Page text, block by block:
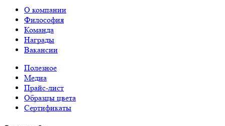
О компании
Философия
Команда
Награды
Вакансии
Полезное
Медиа
Прайс-лист
Образцы цвета
Сертификаты